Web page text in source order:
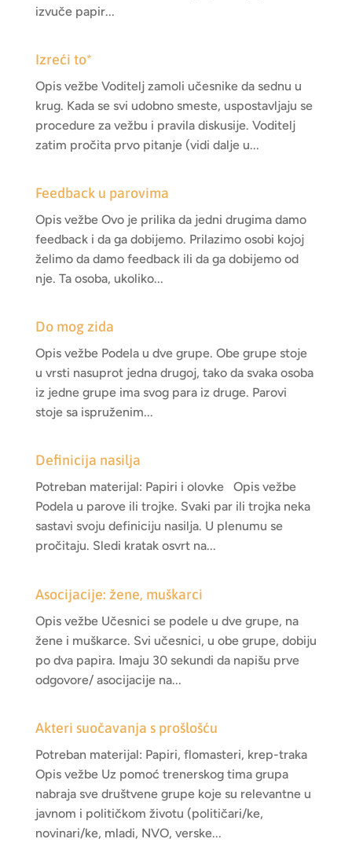
izvuče papir...
Izreći to*
Opis vežbe Voditelj zamoli učesnike da sednu u
krug. Kada se svi udobno smeste, uspostavljaju se
procedure za vežbu i pravila diskusije. Voditelj
zatim pročita prvo pitanje (vidi dalje u...
Feedback u parovima
Opis vežbe Ovo je prilika da jedni drugima damo
feedback i da ga dobijemo. Prilazimo osobi kojoj
želimo da damo feedback ili da ga dobijemo od
nje. Ta osoba, ukoliko...
Do mog zida
Opis vežbe Podela u dve grupe. Obe grupe stoje
u vrsti nasuprot jedna drugoj, tako da svaka osoba
iz jedne grupe ima svog para iz druge. Parovi
stoje sa ispruženim...
Definicija nasilja
Potreban materijal: Papiri i olovke Opis vežbe
Podela u parove ili trojke. Svaki par ili trojka neka
sastavi svoju definiciju nasilja. U plenumu se
pročitaju. Sledi kratak osvrt na...
Asocijacije: žene, muškarci
Opis vežbe Učesnici se podele u dve grupe, na
žene i muškarce. Svi učesnici, u obe grupe, dobiju
po dva papira. Imaju 30 sekundi da napišu prve
odgovore/ asocijacije na...
Akteri suočavanja s prošlošću
Potreban materijal: Papiri, flomasteri, krep-traka
Opis vežbe Uz pomoć trenerskog tima grupa
nabraja sve društvene grupe koje su relevantne u
javnom i političkom životu (političari/ke,
novinari/ke, mladi, NVO, verske...